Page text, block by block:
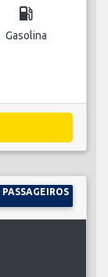
local_gas_station
Gasolina